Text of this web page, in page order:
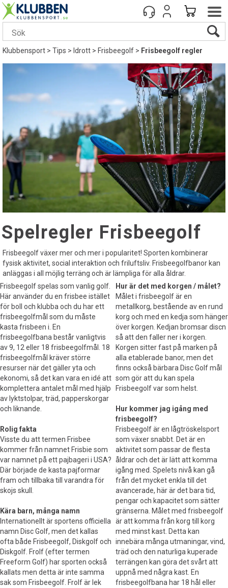
Klubbensport>Tips> Idrott>Frisbeegolf> Frisbeegolf regler
Spelregler Frisbeegolf
Frisbeegolf växer mer och mer i popularitet! Sporten kombinerar
fysisk aktivitet, social interaktion och friluftsliv. Frisbeegolfbanor kan
anläggas i all möjlig terräng och är lämpliga för alla åldrar.
Frisbeegolf spelas som vanlig golf.
Här använder du en frisbee istället
för boll och klubba och du har ett
frisbeegolfmål som du måste
kasta frisbeen i. En
frisbeegolfbana består vanligtvis
av 9, 12 eller 18 frisbeegolfmål. 18
frisbeegolfmål kräver större
resurser när det gäller yta och
ekonomi, så det kan vara en idé att
komplettera antalet mål med hjälp
av lyktstolpar, träd, papperskorgar
och liknande.
Rolig fakta
Visste du att termen Frisbee
kommer från namnet Frisbie som
var namnet på ett pajbageri i USA?
Där började de kasta pajformar
fram och tillbaka till varandra för
skojs skull.
Kära barn, många namn
Internationellt är sportens officiella
namn Disc Golf, men det kallas
ofta både Frisbeegolf, Diskgolf och
Diskgolf. Frolf (efter termen
Freeform Golf) har sporten också
kallats men detta är inte samma
sak som Frisbeegolf. Frolf är lek
Hur är det med korgen / målet?
Målet i frisbeegolf är en
metallkorg, bestående av en rund
korg och med en kedja som hänger
över korgen. Kedjan bromsar discn
så att den faller ner i korgen.
Korgen sitter fast på marken på
alla etablerade banor, men det
finns också bärbara Disc Golf mål
som gör att du kan spela
Frisbeegolf var som helst.
Hur kommer jag igång med
frisbeegolf?
Frisbeegolf är en lågtröskelsport
som växer snabbt. Det är en
aktivitet som passar de flesta
åldrar och det är lätt att komma
igång med. Spelets nivå kan gå
från det mycket enkla till det
avancerade, här är det bara tid,
pengar och kapacitet som sätter
gränserna. Målet med frisbeegolf
är att komma från korg till korg
med minst kast. Detta kan
innebära många utmaningar, vind,
träd och den naturliga kuperade
terrängen kan göra det svårt att
uppnå med några kast. En
frisbeegolfbana har 18 hål eller